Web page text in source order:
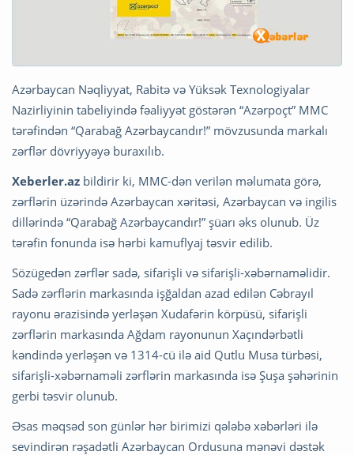
Azərbaycan Nəqliyyat, Rabitə və Yüksək Texnologiyalar
Nazirliyinin tabeliyində fəaliyyət göstərən “Azərpoçt” MMC
tərəfindən “Qarabağ Azərbaycandır!” mövzusunda markalı
zərflər dövriyyəyə buraxılıb.
Xeberler.az bildirir ki, MMC-dən verilən məlumata görə,
zərflərin üzərində Azərbaycan xəritəsi, Azərbaycan və ingilis
dillərində “Qarabağ Azərbaycandır!” şüarı əks olunub. Üz
tərəfin fonunda isə hərbi kamuflyaj təsvir edilib.
Sözügedən zərflər sadə, sifarişli və sifarişli-xəbərnaməlidir.
Sadə zərflərin markasında işğaldan azad edilən Cəbrayıl
rayonu ərazisində yerləşən Xudafərin körpüsü, sifarişli
zərflərin markasında Ağdam rayonunun Xaçındərbətli
kəndində yerləşən və 1314-cü ilə aid Qutlu Musa türbəsi,
sifarişli-xəbərnaməli zərflərin markasında isə Şuşa şəhərinin
gerbi təsvir olunub.
Əsas məqsəd son günlər hər birimizi qələbə xəbərləri ilə
sevindirən rəşadətli Azərbaycan Ordusuna mənəvi dəstək